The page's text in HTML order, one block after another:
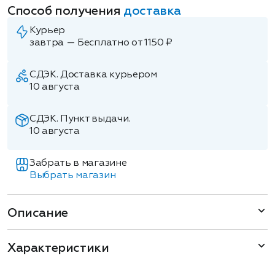
Способ получения доставка
Курьер
завтра — Бесплатно от 1150 ₽
СДЭК. Доставка курьером
10 августа
СДЭК. Пункт выдачи.
10 августа
Забрать в магазине
Выбрать магазин
Описание
Характеристики